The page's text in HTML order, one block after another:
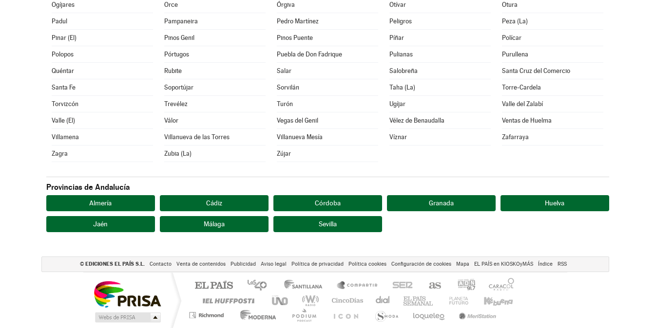
Ogíjares Orce Órgiva Otívar Otura
Padul Pampaneira Pedro Martínez Peligros Peza (La)
Pinar (El) Pinos Genil Pinos Puente Píñar Polícar
Polopos Pórtugos Puebla de Don Fadrique Pulianas Purullena
Quéntar Rubite Salar Salobreña Santa Cruz del Comercio
Santa Fe Soportújar Sorvilán Taha (La) Torre-Cardela
Torvizcón Trevélez Turón Ugíjar Valle del Zalabí
Valle (El) Válor Vegas del Genil Vélez de Benaudalla Ventas de Huelma
Villamena Villanueva de las Torres Villanueva Mesía Víznar Zafarraya
Zagra Zubia (La) Zújar
Provincias de Andalucía
Almería Cádiz Córdoba Granada Huelva
Jaén Málaga Sevilla
© EDICIONES EL PAÍS S.L. Contacto Venta de contenidos Publicidad Aviso legal Política de privacidad Política cookies Configuración de cookies Mapa EL PAÍS en KIOSKOyMÁS Índice RSS